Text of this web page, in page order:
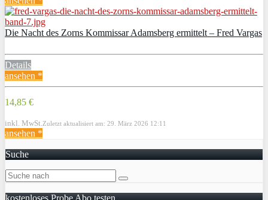
Die Nacht des Zorns Kommissar Adamsberg ermittelt – Fred Vargas
Details
ansehen *
14,85 €
inkl. MwSt. Zuletzt aktualisiert am: 29. März 2026 12:11
ansehen *
Suche
kostenloses Probe Abo testen